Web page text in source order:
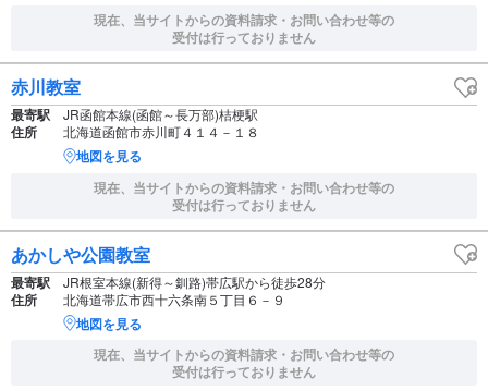
現在、当サイトからの資料請求・お問い合わせ等の
受付は行っておりません
赤川教室
最寄駅 JR函館本線(函館～長万部)桔梗駅
住所 北海道函館市赤川町４１４－１８
地図を見る
現在、当サイトからの資料請求・お問い合わせ等の
受付は行っておりません
あかしや公園教室
最寄駅 JR根室本線(新得～釧路)帯広駅から徒歩28分
住所 北海道帯広市西十六条南５丁目６－９
地図を見る
現在、当サイトからの資料請求・お問い合わせ等の
受付は行っておりません